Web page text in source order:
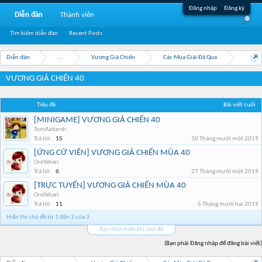
Đăng nhập Đăng ký
Diễn đàn ... Vương Giả Chiến Các Mùa Giải Đã Qua
VƯƠNG GIẢ CHIẾN 40
Tiêu đề Bài viết cuối
[MINIGAME] VƯƠNG GIẢ CHIẾN 40
TomAadarsh
Trả lời:
15 30 Tháng mười một 2019
[ỨNG CỬ VIÊN] VƯƠNG GIẢ CHIẾN MÙA 40
OreYahari
Trả lời:
6 27 Tháng mười một 2019
[TRỰC TUYẾN] VƯƠNG GIẢ CHIẾN MÙA 40
OreYahari
Trả lời:
11
5 Tháng mười hai 2019
Hiển thị chủ đề từ 1 đến 3 của 3
Tùy chọn hiển thị chủ đề
(Bạn phải Đăng nhập để đăng bài viết)
Diễn đàn
Tìm kiếm diễn đàn Recent Posts
Thành viên